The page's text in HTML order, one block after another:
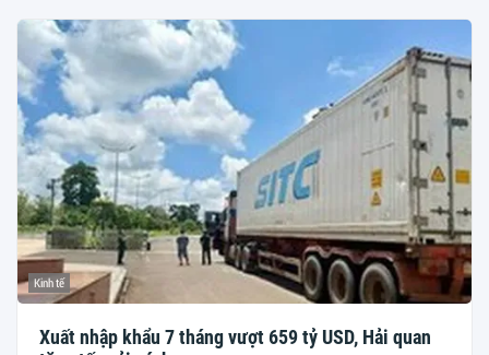
Kinh tế
Xuất nhập khẩu 7 tháng vượt 659 tỷ USD, Hải quan